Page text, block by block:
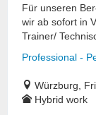
Für unseren
wir ab sofort in
Trainer/
Professional -
Würzburg,
Hybrid work